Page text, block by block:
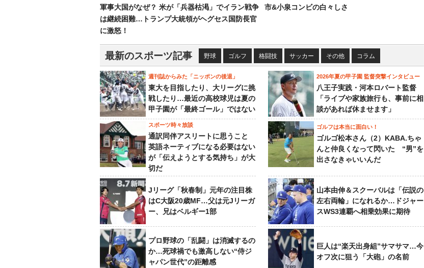
軍事大国がなぜ？ 米が「兵器枯渇」でイラン戦争
は継続困難…トランプ大統領がヘグセス国防長官
に激怒！
市&小泉コンビの白々しさ
最新のスポーツ記事 野球 ゴルフ 格闘技 サッカー その他 コラム
週刊誌からみた「ニッポンの後退」
東大を目指したり、大リーグに挑
戦したり…最近の高校球児は夏の
甲子園が「最終ゴール」ではない
2026年夏の甲子園 監督突撃インタビュー
八王子実践・河本ロバート監督
「ライブや家族旅行も、事前に相
談があれば休ませます」
スポーツ時々放談
通訳同伴アスリートに思うこと
英語ネーティブになる必要はない
が「伝えようとする気持ち」が大
切だ
ゴルフは本当に面白い！
ゴルゴ松本さん（2）KABA.ちゃ
んと仲良くなって閃いた “男”を
出さなきゃいいんだ
Jリーグ「秋春制」元年の注目株
はC大阪20歳MF…父は元Jリーガ
ー、兄はベルギー1部
山本由伸＆スクーバルは「伝説の
左右両輪」になれるか…ドジャー
スWS3連覇へ相乗効果に期待
プロ野球の「乱闘」は消滅するの
か…死球禍でも激高しない“侍ジ
ャパン世代”の距離感
巨人は“楽天出身組”サマサマ…今
オフ次に狙う「大砲」の名前